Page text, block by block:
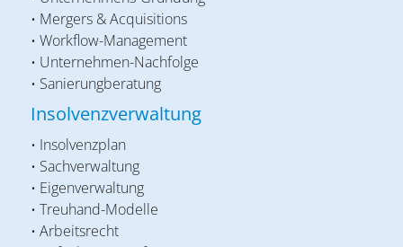
• Mergers & Acquisitions
• Workflow-Management
• Unternehmen-Nachfolge
• Sanierungberatung
Insolvenzverwaltung
• Insolvenzplan
• Sachverwaltung
• Eigenverwaltung
• Treuhand-Modelle
• Arbeitsrecht